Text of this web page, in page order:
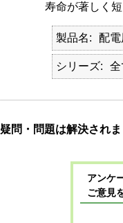
寿命が著しく
製品名 配
シリーズ 全
疑問・問題は解決され
アンケ
ご意見